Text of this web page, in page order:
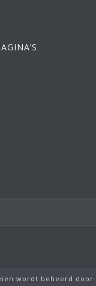
wordt beheerd door